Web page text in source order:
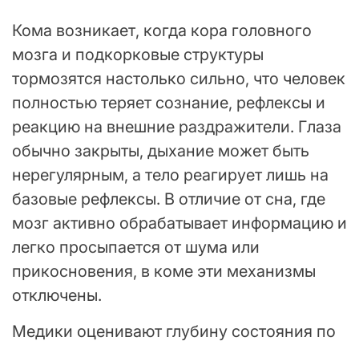
Кома возникает, когда кора головного
мозга и подкорковые структуры
тормозятся настолько сильно, что человек
полностью теряет сознание, рефлексы и
реакцию на внешние раздражители. Глаза
обычно закрыты, дыхание может быть
нерегулярным, а тело реагирует лишь на
базовые рефлексы. В отличие от сна, где
мозг активно обрабатывает информацию и
легко просыпается от шума или
прикосновения, в коме эти механизмы
отключены.
Медики оценивают глубину состояния по